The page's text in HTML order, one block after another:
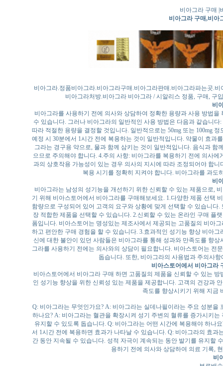
비아그라 구매 |
비아그라 구매,비아
비아그라.정품비아그라.비아그라구매.비아그라판매.비아그라파는곳.
비아그라처방.비아그라 비아그라 / 시알리스 정품, 구매, 구
비
비아그라를 사용하기 전에 의사와 상담하여 정확한 용량과 사용 방법
수 있습니다. 그러나 비아그라의 일반적인 사용 방법은 다음과 같습니
따라 적절한 용량을 결정할 것입니다. 일반적으로는 50mg 또는 100mg
예정 시 30분에서 1시간 전에 복용하는 것이 일반적입니다. 약물이 효과
그라는 경구용 약으로, 물과 함께 삼키는 것이 일반적입니다. 음식과
으므로 주의해야 합니다. 4.주의 사항: 비아그라를 복용하기 전에 의사
과의 상호작용 가능성이 있는 경우 의사의 지시에 따라 조정되어야 합
복용 시기를 정확히 지켜야 합니다. 비아그라를 과
비
비아그라는 남성의 성기능을 개선하기 위한 신뢰할 수 있는 제품으로,
기 위해 비아스토어에서 비아그라를 구매해보세요. 1.다양한 제품 선택
함량으로 구성되어 있어 고객의 요구와 상황에 맞게 선택할 수 있습니
장 적합한 제품을 선택할 수 있습니다. 2.신뢰할 수 있는 온라인 구매 플
폼입니다. 비아스토어는 명성있는 제조사에서 제공되는 고품질의 비아
하고 편안한 구매 경험을 할 수 있습니다. 3.효과적인 성기능 향상 비아
신에 대한 불안이 있던 사람들은 비아그라를 통해 성과와 만족도를 향
그라를 사용하기 전에는 의사와의 상담이 필요합니다. 비아스토어는 전
돕습니다. 또한, 비아그라의 사용법과 주의사
비아스토어에서 비아그라
비아스토어에서 비아그라 구매 하면 고품질의 제품을 신뢰할 수 있는
인 성기능 향상을 위한 신뢰성 있는 제품을 제공합니다. 고객의 건강과
족도를 향상시키기 위해 지금
Q: 비아그라는 무엇인가요? A: 비아그라는 실데나필이라는 주요 성분
하나요? A: 비아그라는 혈관을 확장시켜 성기 주변의 혈류를 증가시키
유지할 수 있도록 돕습니다. Q: 비아그라는 어떤 시간에 복용해야 하나
서 1시간 전에 복용하면 효과가 나타날 수 있습니다. Q: 비아그라의 효
간 동안 지속될 수 있습니다. 성적 자극이 계속되는 동안 발기를 유지할
용하기 전에 의사와 상담하여 의료 기록,
비